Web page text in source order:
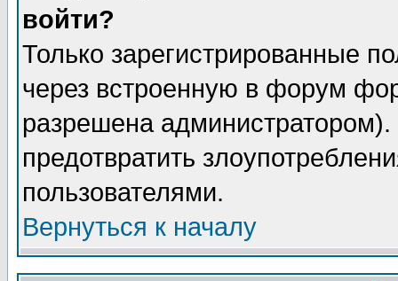
войти?
Только зарегистрированные
через встроенную в форум
разрешена
предотвратить
пользователями.
Вернуться к началу